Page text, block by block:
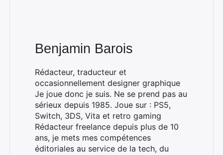
Benjamin Barois
Rédacteur, traducteur et
occasionnellement designer graphique
Je joue donc je suis. Ne se prend pas au
sérieux depuis 1985. Joue sur : PS5,
Switch, 3DS, Vita et retro gaming
Rédacteur freelance depuis plus de 10
ans, je mets mes compétences
éditoriales au service de la tech, du